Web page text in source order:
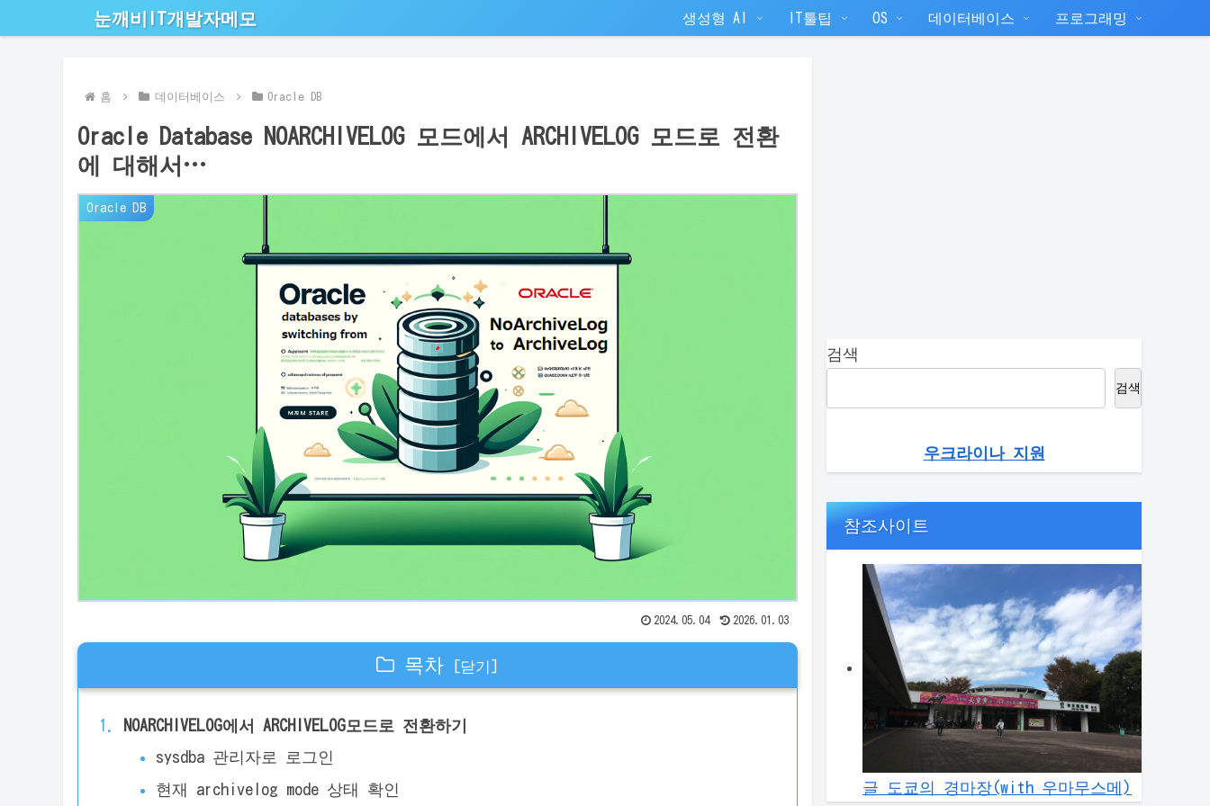
눈깨비IT개발자메모 생성형 AI IT툴팁 OS 데이터베이스 프로그래밍
홈 데이터베이스 Oracle DB
Oracle Database NOARCHIVELOG 모드에서 ARCHIVELOG 모드로 전환
에 대해서…
Oracle DB
2024.05.04 2026.01.03
목차
NOARCHIVELOG에서 ARCHIVELOG모드로 전환하기
sysdba 관리자로 로그인
현재 archivelog mode 상태 확인
검색
검색
우크라이나 지원
참조사이트
글 도쿄의 경마장(with 우마무스메)